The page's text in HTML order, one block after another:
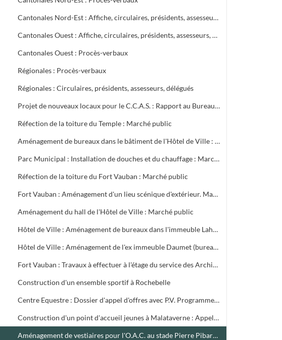
Cantonales Nord-Est : Affiche, circulaires, présidents, assesseurs, délégués
Cantonales Ouest : Affiche, circulaires, présidents, assesseurs, délégués
Cantonales Ouest : Procès-verbaux
Régionales : Procès-verbaux
Régionales : Circulaires, présidents, assesseurs, délégués
Projet de nouveaux locaux pour le C.C.A.S. : Rapport au Bureau Municipal
Réfection de la toiture du Temple : Marché public
Aménagement de bureaux dans le bâtiment de l'Hôtel de Ville : Marché public
Parc Municipal : Installation de douches et du chauffage : Marché public
Réfection de la toiture du Fort Vauban : Marché public
Fort Vauban : Aménagement d'un lieu scénique d'extérieur. Marché public
Aménagement du hall de l'Hôtel de Ville : Marché public
Hôtel de Ville : Aménagement de bureaux dans l'immeuble Lahondès (3 tranches) : Marché public
Hôtel de Ville : Aménagement de l'ex immeuble Daumet (bureaux du 2ème étage Informatique, cave escalier) : Marché public
Fort Vauban : Travaux à effectuer à l'étage du service des Archives. Liste du mobilier à acheter. Installation du Fonds Ancien de la Bibliothèque
Construction d'un ensemble sportif à Rochebelle
Centre Equestre : Dossier d'appel d'offres avec P.V. Programme du concours. Réunions de chantier
Construction d'un point d'accueil jeunes à Malataverne : Appel d'offres
Aménagement de vestiaires pour l'O.A.C. au stade Pierre Pibarot : Estimatif